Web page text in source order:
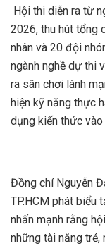
Hội thi diễn ra từ
2026, thu hút tổng
nhân và 20 đội
ngành nghề dự thi
ra sân chơi lành
hiện kỹ năng thực
dụng kiến thức
Đồng chí Nguyễn
TP.HCM phát biểu
nhấn mạnh rằng
những tài năng